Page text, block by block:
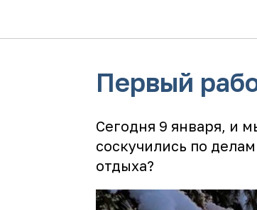
Первый
Сегодня 9 января, и
соскучились по
отдыха?